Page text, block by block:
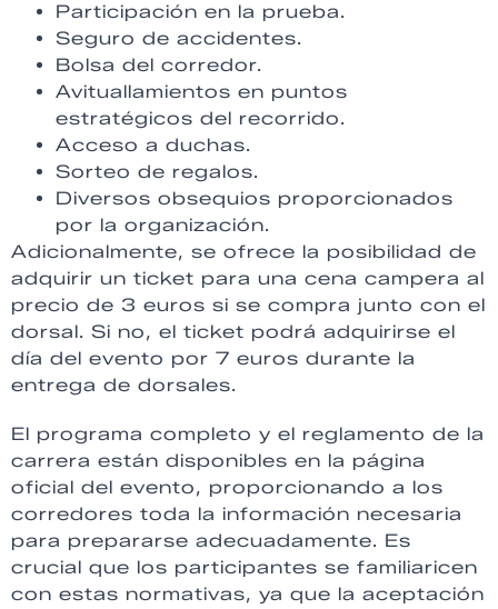
Participación en la prueba.
Seguro de accidentes.
Bolsa del corredor.
Avituallamientos en puntos
estratégicos del recorrido.
Acceso a duchas.
Sorteo de regalos.
Diversos obsequios proporcionados
por la organización.
Adicionalmente, se ofrece la posibilidad de
adquirir un ticket para una cena campera al
precio de 3 euros si se compra junto con el
dorsal. Si no, el ticket podrá adquirirse el
día del evento por 7 euros durante la
entrega de dorsales.
El programa completo y el reglamento de la
carrera están disponibles en la página
oficial del evento, proporcionando a los
corredores toda la información necesaria
para prepararse adecuadamente. Es
crucial que los participantes se familiaricen
con estas normativas, ya que la aceptación